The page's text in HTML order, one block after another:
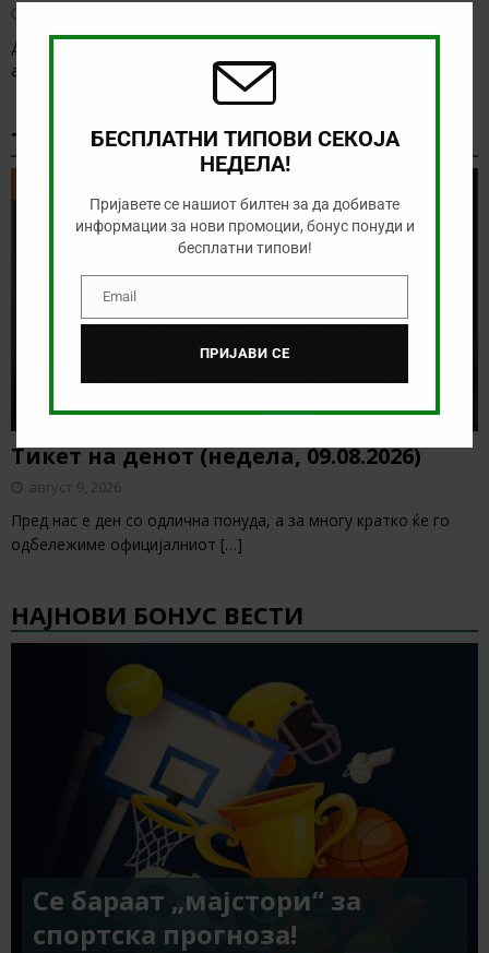
Денес нема голема понуда за обложување, а ние ќе го
анализираме дуелот од бразилското првенство
ТИКЕТ НА ДЕНОТ
Тикет на денот (недела, 09.08.2026)
август 9, 2026
Пред нас е ден со одлична понуда, а за многу кратко ќе го
одбележиме официјалниот […]
НАЈНОВИ БОНУС ВЕСТИ
Се бараат „мајстори“ за
спортска прогноза!
БЕСПЛАТНИ ТИПОВИ СЕКОЈА
НЕДЕЛА!
Пријавете се нашиот билтен за да добивате
информации за нови промоции, бонус понуди и
бесплатни типови!
EmailEmail
ПРИЈАВИ СЕ